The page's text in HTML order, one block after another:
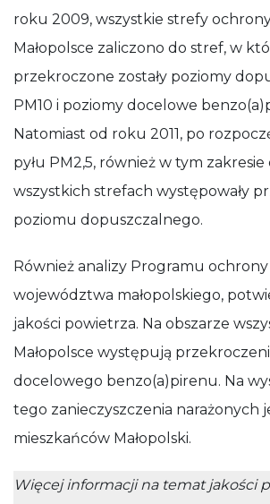
roku 2009, wszystkie strefy
Małopolsce zaliczono do stref, w
przekroczone zostały poziomy
PM10 i poziomy docelowe
Natomiast od roku 2011, po
pyłu PM2,5, również w tym
wszystkich strefach występowały
poziomu dopuszczalnego.
Również analizy Programu
województwa małopolskiego,
jakości powietrza. Na obszarze
Małopolsce występują
docelowego benzo(a)pirenu. Na
tego zanieczyszczenia narażonych
mieszkańców Małopolski.
Więcej informacji na temat jakości